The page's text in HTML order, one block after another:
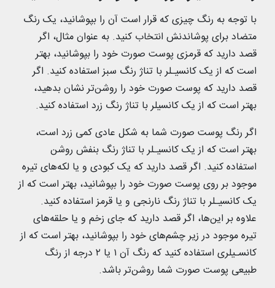
با توجه به رنگ چیزی که قرار است آن را بپوشانید، یک رنگ
متضاد برای پوشاندنش انتخاب کنید. به عنوان مثال، اگر
قصد دارید که قرمزی پوست صورت خود را بپوشانید، بهتر
است که از یک کانسیـلر با تناژ رنگ سبز استفاده کنید. اگر
قصد دارید که پوست صورت خود را روشن‌تر نشان بدهید،
بهتر است که از یک کانسیلر با تناژ رنگ زرد استفاده کنید.
اگر رنگ پوست صورت شما به شکل عادی کمی زرد است،
بهتر است که از یک کانسیـلر با تناژ رنگ بنفش روشن
استفاده کنید. اگر قصد دارید که یک کبودی و یا لکه‌های تیره
موجود بر روی پوست صورت خود را بپوشانید، بهتر است که از
یک کانسیـلر با تناژ رنگ نارنجی و یا قرمز استفاده کنید.
علاوه بر این‌ها، اگر قصد دارید که جای زخم و یا حلقه‌های
تیره موجود در زیر چشم‌های خود را بپوشانید، بهتر است که از
کانسـیلری استفاده کنید که رنگ آن ۱ یا ۲ درجه از رنگ
طبیعی پوست صورت شما روشن‌تر باشد.